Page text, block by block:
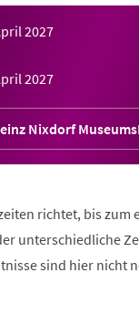
2027
2027
Nixdorf
richtet, bis zum
unterschiedliche
sind hier nicht